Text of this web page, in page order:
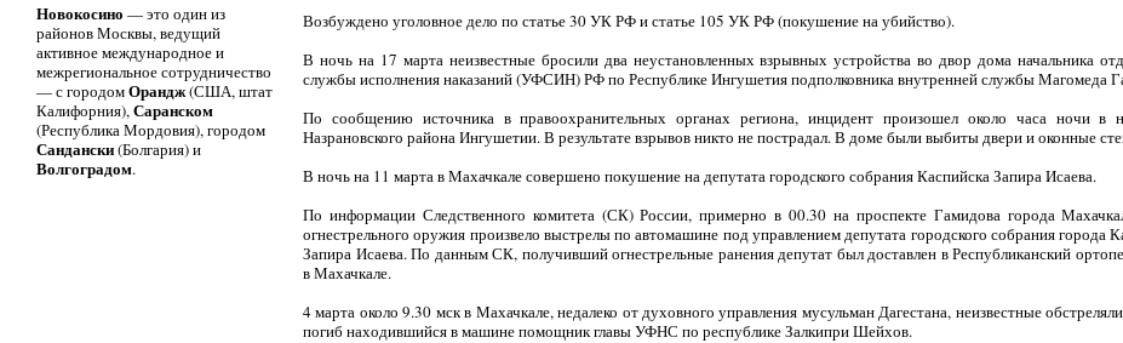
Возбуждено уголовное дело по статье 30 УК РФ и статье 105 УК РФ (покушение на убийство).
В ночь на 17 марта неизвестные бросили два неустановленных взрывных устройства во двор дома начальника
службы исполнения наказаний (УФСИН) РФ по Республике Ингушетия подполковника внутренней службы Магомеда
По сообщению источника в правоохранительных органах региона, инцидент произошел около часа ночи в
Назрановского района Ингушетии. В результате взрывов никто не пострадал. В доме были выбиты двери и оконные
В ночь на 11 марта в Махачкале совершено покушение на депутата городского собрания Каспийска Запира Исаева.
По информации Следственного комитета (СК) России, примерно в 00.30 на проспекте Гамидова города
огнестрельного оружия произвело выстрелы по автомашине под управлением депутата городского собрания города
Запира Исаева. По данным СК, получивший огнестрельные ранения депутат был доставлен в Республиканский
в Махачкале.
4 марта около 9.30 мск в Махачкале, недалеко от духовного управления мусульман Дагестана, неизвестные
погиб находившийся в машине помощник главы УФНС по республике Залкипри Шейхов.
Новокосино — это один из
районов Москвы, ведущий
активное международное и
межрегиональное сотрудничество
— с городомОрандж(США, штат
Калифорния),Саранском
(Республика Мордовия), городом
Сандански(Болгария) и
Волгоградом.